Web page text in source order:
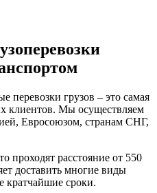
грузов – это самая
клиентов. Мы осуществляем
Евросоюзом, странам СНГ,
проходят расстояние от 550
доставить многие виды
кратчайшие сроки.